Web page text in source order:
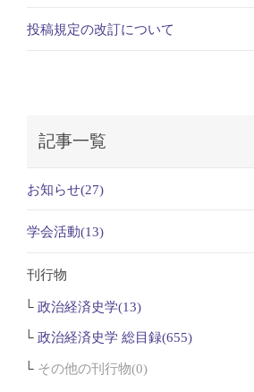
投稿規定の改訂について
記事一覧
お知らせ(27)
学会活動(13)
刊行物
政治経済史学(13)
政治経済史学 総目録(655)
その他の刊行物